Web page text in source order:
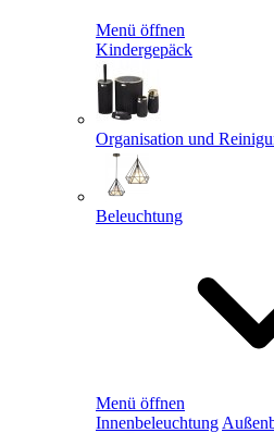
Menü öffnen
Kindergepäck
Organisation und
Beleuchtung
Menü öffnen
Innenbeleuchtung